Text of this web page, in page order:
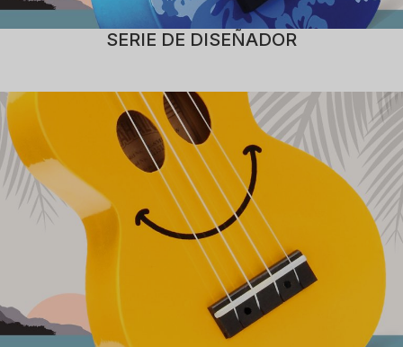
SERIE DE DISEÑADOR